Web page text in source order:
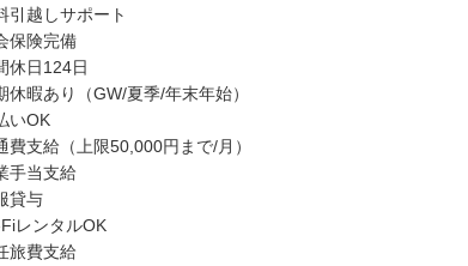
引越しサポート
保険完備
休日124日
休暇あり（GW/夏季/年末年始）
いOK
費支給（上限50,000円まで/月）
手当支給
貸与
FiレンタルOK
旅費支給